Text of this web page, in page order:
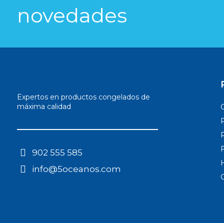
novedades​
Expertos en productos congelados de
máxima calidad
902 555 585
info@5oceanos.com